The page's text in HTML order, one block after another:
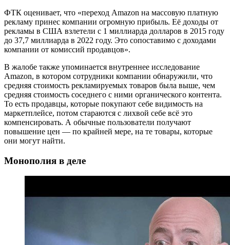
ФТК оценивает, что «переход Amazon на массовую платную
рекламу принес компании огромную прибыль. Её доходы от
рекламы в США взлетели с 1 миллиарда долларов в 2015 году
до 37,7 миллиарда в 2022 году. Это сопоставимо с доходами
компании от комиссий продавцов».
В жалобе также упоминается внутреннее исследование
Amazon, в котором сотрудники компании обнаружили, что
средняя стоимость рекламируемых товаров была выше, чем
средняя стоимость соседнего с ними органического контента.
То есть продавцы, которые покупают себе видимость на
маркетплейсе, потом стараются с лихвой себе всё это
компенсировать. А обычные пользователи получают
повышение цен — по крайней мере, на те товары, которые
они могут найти.
Монополия в деле